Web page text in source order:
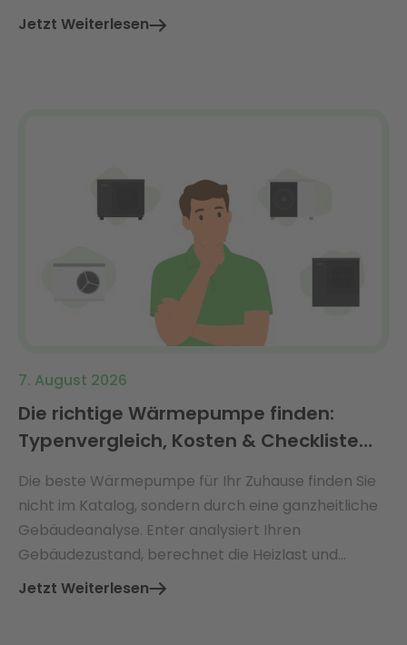
Wärmepumpe – und welche Vorteile bieten beide
Jetzt Weiterlesen
7. August 2026
Die richtige Wärmepumpe finden:
Typenvergleich, Kosten & Checkliste
Die beste Wärmepumpe für Ihr Zuhause finden Sie
nicht im Katalog, sondern durch eine ganzheitliche
Gebäudeanalyse. Enter analysiert Ihren
Gebäudezustand, berechnet die Heizlast und
empfiehlt die perfekt dimensionierte
Jetzt Weiterlesen